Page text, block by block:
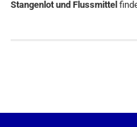
Stangenlot und Flussmittel